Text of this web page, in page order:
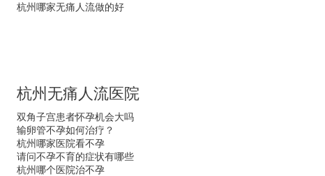
杭州哪家无痛人流做的好
杭州无痛人流医院
双角子宫患者怀孕机会大吗
输卵管不孕如何治疗？
杭州哪家医院看不孕
请问不孕不育的症状有哪些
杭州哪个医院治不孕